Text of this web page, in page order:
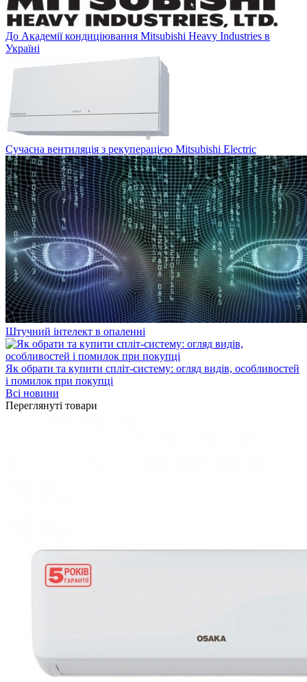
До Академії кондиціювання Mitsubishi Heavy Industries в
Україні
Сучасна вентиляція з рекуперацією Mitsubishi Electric
Штучний інтелект в опаленні
Як обрати та купити спліт-систему: огляд видів, особливостей
і помилок при покупці
Всі новини
Переглянуті товари